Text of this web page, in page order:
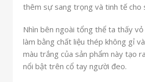
thêm sự sang trọng và tinh tế cho
Nhìn bên ngoài tổng thể ta thấy
làm bằng chất liệu thép không gỉ
màu trắng của sản phẩm này tạo
nổi bật trên cổ tay người đeo.